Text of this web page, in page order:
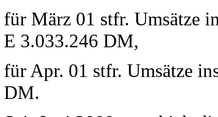
für März 01 stfr. Umsätze
E 3.033.246 DM,
für Apr. 01 stfr. Umsätze
DM.